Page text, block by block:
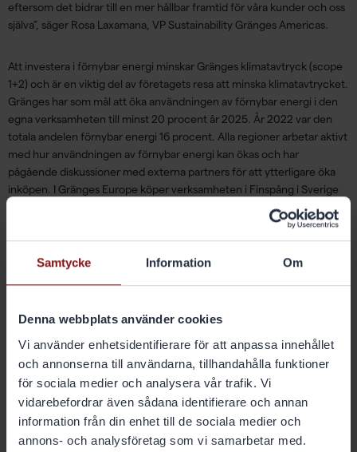
Samtycke Information Om
Denna webbplats använder cookies
Vi använder enhetsidentifierare för att anpassa innehållet
och annonserna till användarna, tillhandahålla funktioner
för sociala medier och analysera vår trafik. Vi
vidarebefordrar även sådana identifierare och annan
information från din enhet till de sociala medier och
annons- och analysföretag som vi samarbetar med.
eftersom det bidrar till en mer hållbar framtid för våra kunder och oss
själva”, säger Rosa Laxamana, VP Sustainability Gränges Americas.
Att investera i förnybar energi minskar Gränges klimatavtryck (scope
1+2) och är en viktig del av företagets resa att minska klimatavtrycket.
Gränges har som mål att öka användningen av förnybar energi i den
egna verksamheten till minst 20 procent år 2025. År 2022 var den
totala andelen förnybar energi 16 procent. Alla regioner arbetar aktivt
med hur användningen av förnybar energi kan ökas och har
pågående diskussioner med externa partners för att ytterligare öka
inköpen. I Gränges Europe köper verksamheten i Finspång i Sverige
100 procent av sin el från vattenkraft och Konin i Polen kommer 23
procent från vattenkraft. Från och med januari 2023 köper Shanghai
100 procent förnybar el och startar installation av solpaneler på taket
till produktionsanläggningen under 2023.